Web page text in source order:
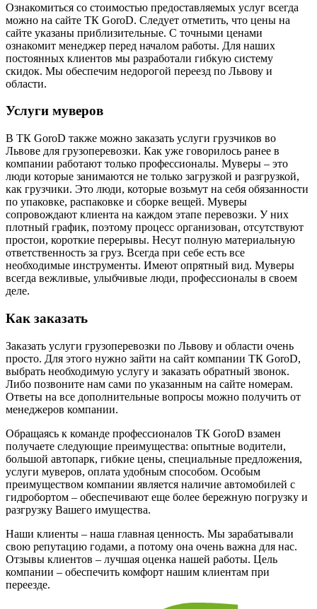
Ознакомиться со стоимостью предоставляемых услуг всегда
можно на сайте ТК GoroD. Следует отметить, что цены на
сайте указаны приблизительные. С точными ценами
ознакомит менеджер перед началом работы. Для наших
постоянных клиентов мы разработали гибкую систему
скидок. Мы обеспечим недорогой переезд по Львову и
области.
Услуги муверов
В ТК GoroD также можно заказать услуги грузчиков во
Львове для грузоперевозки. Как уже говорилось ранее в
компании работают только профессионалы. Муверы – это
люди которые занимаются не только загрузкой и разгрузкой,
как грузчики. Это люди, которые возьмут на себя обязанности
по упаковке, распаковке и сборке вещей. Муверы
сопровождают клиента на каждом этапе перевозки. У них
плотный график, поэтому процесс организован, отсутствуют
простои, короткие перерывы. Несут полную материальную
ответственность за груз. Всегда при себе есть все
необходимые инструменты. Имеют опрятный вид. Муверы
всегда вежливые, улыбчивые люди, профессионалы в своем
деле.
Как заказать
Заказать услуги грузоперевозки по Львову и области очень
просто. Для этого нужно зайти на сайт компании ТК GoroD,
выбрать необходимую услугу и заказать обратный звонок.
Либо позвоните нам сами по указанным на сайте номерам.
Ответы на все дополнительные вопросы можно получить от
менеджеров компании.
Обращаясь к команде профессионалов ТК GoroD взамен
получаете следующие преимущества: опытные водители,
большой автопарк, гибкие цены, специальные предложения,
услуги муверов, оплата удобным способом. Особым
преимуществом компании является наличие автомобилей с
гидробортом – обеспечивают еще более бережную погрузку и
разгрузку Вашего имущества.
Наши клиенты – наша главная ценность. Мы зарабатывали
свою репутацию годами, а потому она очень важна для нас.
Отзывы клиентов – лучшая оценка нашей работы. Цель
компании – обеспечить комфорт нашим клиентам при
переезде.